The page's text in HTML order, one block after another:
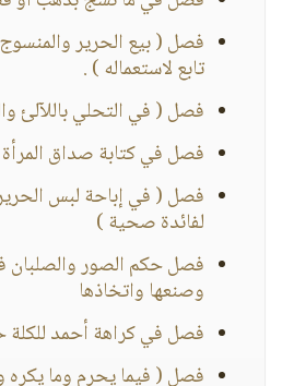
فصل ( بيع الحرير
تابع لاستعماله ) .
فصل ( في التحلي باللآلئ
فصل في كتابة صداق
فصل ( في إباحة لبس
لفائدة صحية )
فصل حكم الصور والصلبان
وصنعها واتخاذها
فصل في كراهة أحمد للكلة
فصل ( فيما يحرم وما يكره